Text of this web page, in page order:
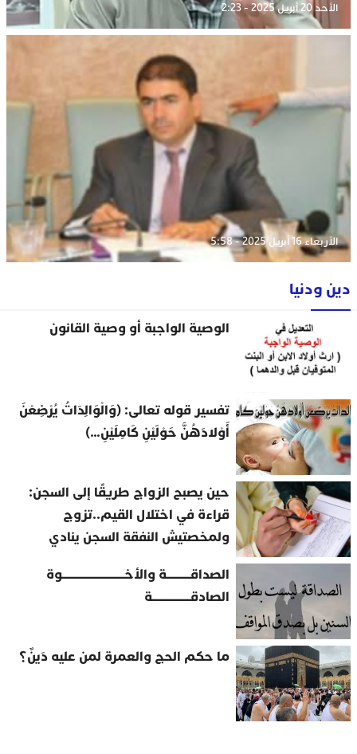
الأحد 20 أبريل 2025 - 2:23
الأربعاء 16 أبريل 2025 - 5:58
دين ودنيا
الوصية الواجبة أو وصية القانون
تفسير قوله تعالى: (وَالْوَالِدَاتُ يُرْضِعْنَ
أَوْلادَهُنَّ حَوْلَيْنِ كَامِلَيْنِ…)
حين يصبح الزواج طريقًا إلى السجن:
قراءة في اختلال القيم..تزوج
ولمخصتيش النفقة السجن ينادي
الصداقــــــــــة والأخــــــــــــــــــــــــــوة
الصادقــــــــــــــــة
ما حكم الحج والعمرة لمن عليه دَينٌ؟